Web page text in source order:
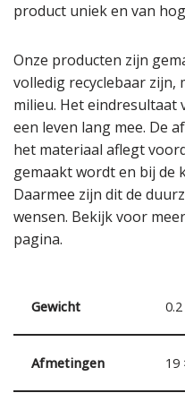
product uniek en van
Onze producten zijn
volledig recyclebaar zijn,
milieu. Het eindresultaat
een leven lang mee. De
het materiaal aflegt
gemaakt wordt en bij de
Daarmee zijn dit de
wensen. Bekijk voor
pagina.
Gewicht
Afmetingen 19